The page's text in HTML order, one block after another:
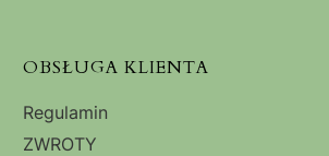
OBSŁUGA KLIENTA
Regulamin
ZWROTY